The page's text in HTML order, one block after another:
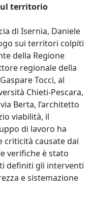
territorio
di Isernia, Daniele
sui territori colpiti
della Regione
regionale della
Tocci, al
Chieti-Pescara,
Berta, l’architetto
viabilità, il
di lavoro ha
criticità causate dai
verifiche è stato
definiti gli interventi
e sistemazione